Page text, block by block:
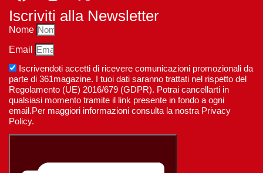
Iscriviti alla Newsletter
Nome
Email
Iscrivendoti accetti di ricevere comunicazioni promozionali da
parte di 361magazine. I tuoi dati saranno trattati nel rispetto del
Regolamento (UE) 2016/679 (GDPR). Potrai cancellarti in
qualsiasi momento tramite il link presente in fondo a ogni
email.Per maggiori informazioni consulta la nostra Privacy
Policy.